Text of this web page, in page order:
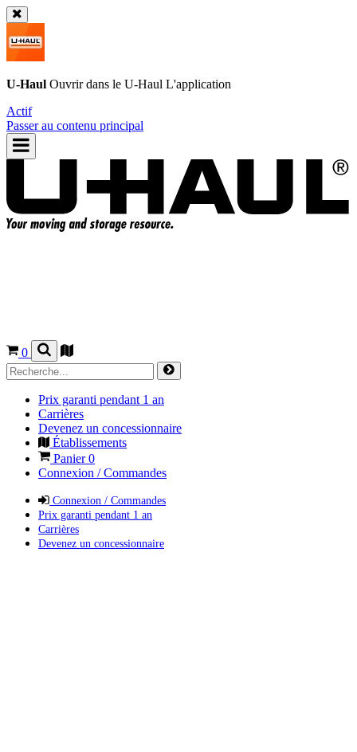
U-Haul Ouvrir dans le U-Haul L'application
Actif
Passer au contenu principal
0
Prix garanti pendant 1 an
Carrières
Devenez un concessionnaire
Établissements
Panier0
Connexion / Commandes
Connexion / Commandes
Prix garanti pendant 1 an
Carrières
Devenez un concessionnaire